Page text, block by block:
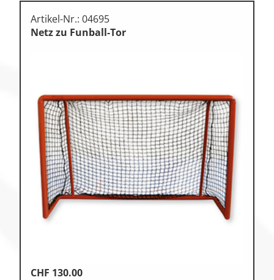
Artikel-Nr.: 04695
Netz zu Funball-Tor
CHF 130.00